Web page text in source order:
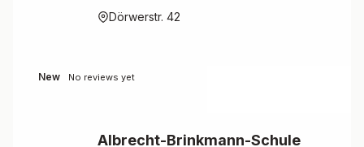
Dörwerstr. 42
New No reviews yet
Albrecht-Brinkmann-Schule